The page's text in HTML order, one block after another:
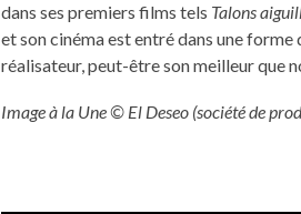
dans ses premiers films tels Talons
et son cinéma est entré dans une
réalisateur, peut-être son meilleur que
Image à la Une © El Deseo (société de